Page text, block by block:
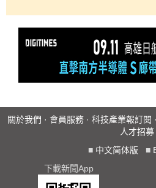
關於我們 · 會員服務 · 科技產業報訂閱 ·
人才招募
■ 中文简体版 ■
下載新聞App